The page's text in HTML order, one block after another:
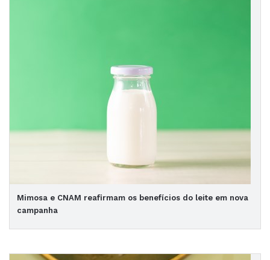
Mimosa e CNAM reafirmam os benefícios do leite em nova
campanha